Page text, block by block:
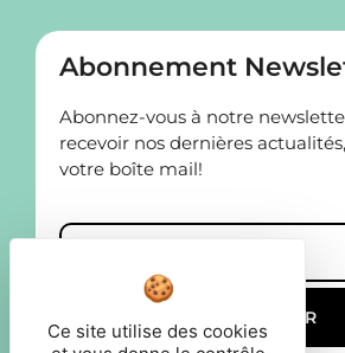
Abonnement
Abonnez-vous à notre
recevoir nos dernières
votre boîte mail!
Ce site utilise des cookies